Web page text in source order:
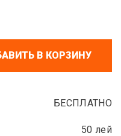
В КОРЗИНУ
БЕСПЛАТНО
50 лей